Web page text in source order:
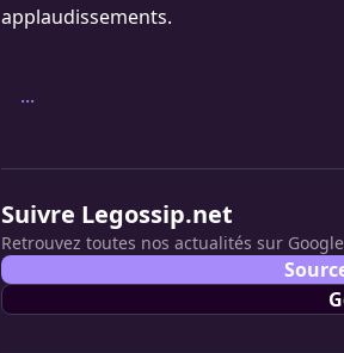
applaudissements.
...
Suivre Legossip.net
Retrouvez toutes nos actualités sur